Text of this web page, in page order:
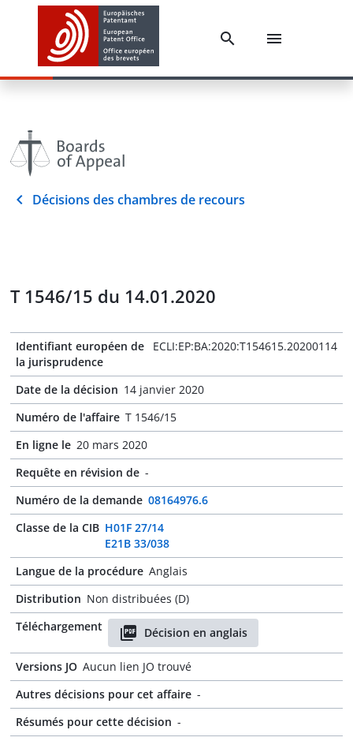
Décisions des chambres de recours
T 1546/15 du 14.01.2020
Identifiant européen de
la jurisprudence
ECLI:EP:BA:2020:T154615.20200114
Date de la décision 14 janvier 2020
Numéro de l'affaire T 1546/15
En ligne le 20 mars 2020
Requête en révision de -
Numéro de la demande 08164976.6
Classe de la CIB H01F 27/14
E21B 33/038
Langue de la procédure Anglais
Distribution Non distribuées (D)
Téléchargement
Décision en anglais
Versions JO Aucun lien JO trouvé
Autres décisions pour cet affaire -
Résumés pour cette décision -